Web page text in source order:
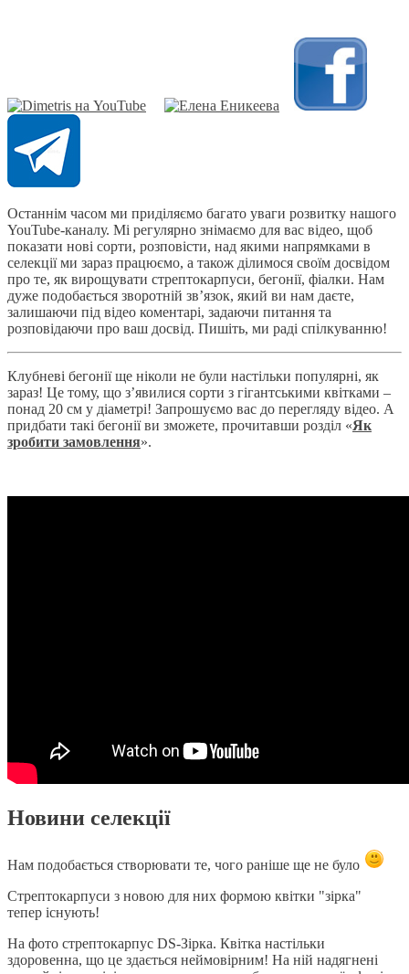
Останнім часом ми приділяємо багато уваги розвитку нашого
YouTube-каналу. Мі регулярно знімаємо для вас відео, щоб
показати нові сорти, розповісти, над якими напрямками в
селекції ми зараз працюємо, а також ділимося своїм досвідом
про те, як вирощувати стрептокарпуси, бегонії, фіалки. Нам
дуже подобається зворотній зв’язок, який ви нам даєте,
залишаючи під відео коментарі, задаючи питання та
розповідаючи про ваш досвід. Пишіть, ми раді спілкуванню!
Клубневі бегонії ще ніколи не були настільки популярні, як
зараз! Це тому, що з’явилися сорти з гігантськими квітками –
понад 20 см у діаметрі! Запрошуємо вас до перегляду відео. А
придбати такі бегонії ви зможете, прочитавши розділ «Як
зробити замовлення».
Новини селекції
Нам подобається створювати те, чого раніше ще не було
Стрептокарпуси з новою для них формою квітки "зірка"
тепер існують!
На фото стрептокарпус DS-Зірка. Квітка настільки
здоровенна, що це здається неймовірним! На ній надягнені